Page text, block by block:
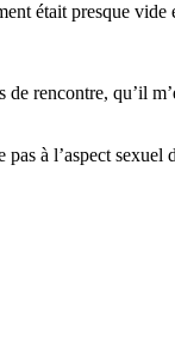
était presque
rencontre, qu’il
à l’aspect